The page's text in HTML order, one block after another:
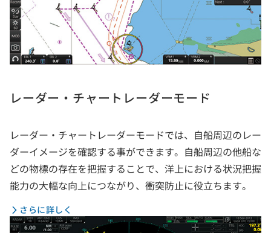
レーダー・チャートレーダーモード
レーダー・チャートレーダーモードでは、自船周辺のレー
ダーイメージを確認する事ができます。自船周辺の他船な
どの物標の存在を把握することで、洋上における状況把握
能力の大幅な向上につながり、衝突防止に役立ちます。
さらに詳しく